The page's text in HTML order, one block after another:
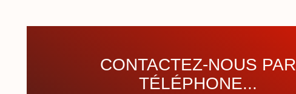
CONTACTEZ-NOUS PAR
TÉLÉPHONE...